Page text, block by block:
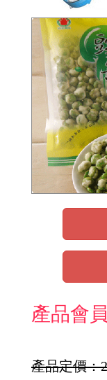
產品會
產品定價：